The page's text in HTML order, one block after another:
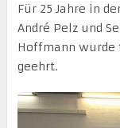
Für 25 Jahre in
André Pelz und
Hoffmann wurde
geehrt.